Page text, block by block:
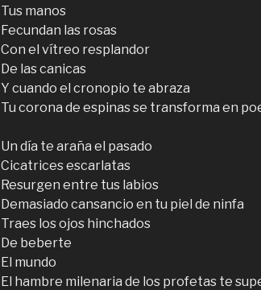
Tus manos
Fecundan las rosas
Con el vítreo resplandor
De las canicas
Y cuando el cronopio te abraza
Tu corona de espinas se transforma en
Un día te araña el pasado
Cicatrices escarlatas
Resurgen entre tus labios
Demasiado cansancio en tu piel de ninfa
Traes los ojos hinchados
De beberte
El mundo
El hambre milenaria de los profetas te